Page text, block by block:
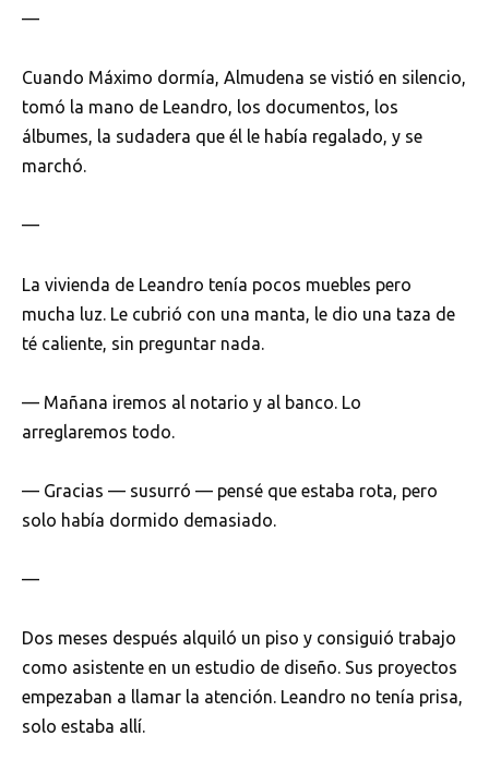
—
Cuando Máximo dormía, Almudena se vistió en silencio,
tomó la mano de Leandro, los documentos, los
álbumes, la sudadera que él le había regalado, y se
marchó.
—
La vivienda de Leandro tenía pocos muebles pero
mucha luz. Le cubrió con una manta, le dio una taza de
té caliente, sin preguntar nada.
— Mañana iremos al notario y al banco. Lo
arreglaremos todo.
— Gracias — susurró — pensé que estaba rota, pero
solo había dormido demasiado.
—
Dos meses después alquiló un piso y consiguió trabajo
como asistente en un estudio de diseño. Sus proyectos
empezaban a llamar la atención. Leandro no tenía prisa,
solo estaba allí.